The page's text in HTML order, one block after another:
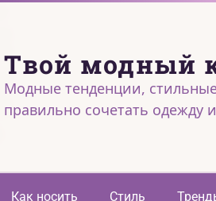
Твой модный
Модные тенденции,
правильно сочетать одежду
Как носить Стиль